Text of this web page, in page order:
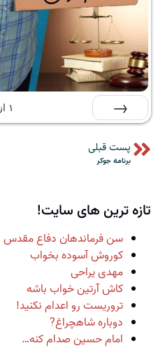
۱ از
پست قبلی
برنامه جوکر
تازه ترین های سایت!
سن فرماندهان دفاع مقدس
کوروش آسوده بخواب
مهدی یراحی
کاش آرتین خواب باشه
تروریست رو اعدام نکنید!
دوباره شاهچراغ?
امام حسین صدام کنه…